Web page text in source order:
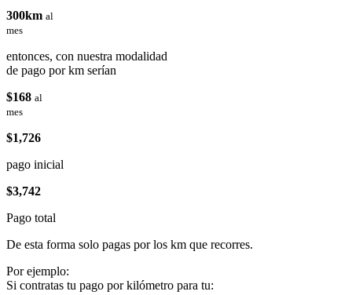
300km al
mes
entonces, con nuestra modalidad
de pago por km serían
$168 al
mes
$1,726
pago inicial
$3,742
Pago total
De esta forma solo pagas por los km que recorres.
Por ejemplo:
Si contratas tu pago por kilómetro para tu: